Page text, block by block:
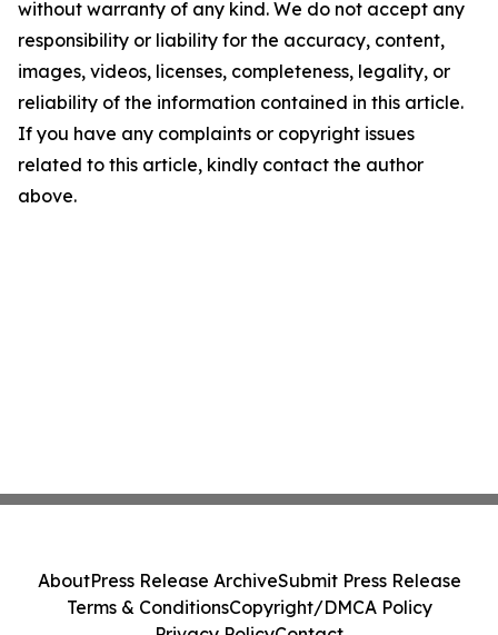
without warranty of any kind. We do not accept any
responsibility or liability for the accuracy, content,
images, videos, licenses, completeness, legality, or
reliability of the information contained in this article.
If you have any complaints or copyright issues
related to this article, kindly contact the author
above.
AboutPress Release ArchiveSubmit Press Release
Terms & ConditionsCopyright/DMCA Policy